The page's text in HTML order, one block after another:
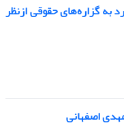
به گزاره‌های حقوقی ازنظر
اصفهانی